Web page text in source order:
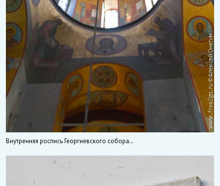
Внутренняя роспись Георгиевского собора…